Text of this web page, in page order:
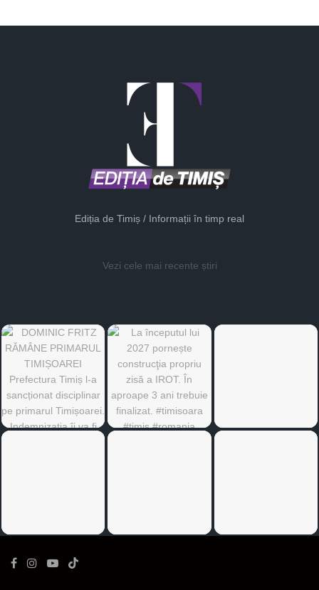
Ediția de Timiș / Informații în timp real
Vezi cele mai recente știri